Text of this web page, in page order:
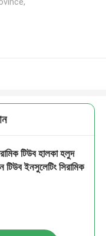
টিউব হালকা হলুদ
ইনসুলেটিং সিরামিক